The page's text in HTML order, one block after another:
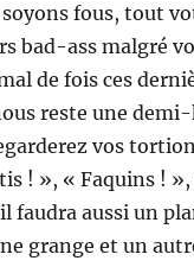
fous, tout
bad-ass malgré
de fois ces
reste une
vos
! », « Faquins !
faudra aussi un
grange et un